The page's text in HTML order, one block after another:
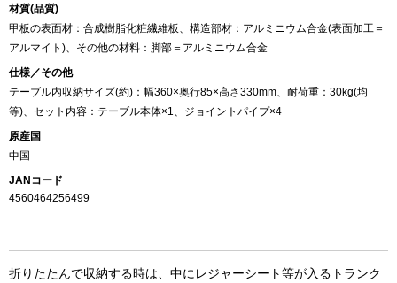
材質(品質)
甲板の表面材：合成樹脂化粧繊維板、構造部材：アルミニウム合金(表面加工＝
アルマイト)、その他の材料：脚部＝アルミニウム合金
仕様／その他
テーブル内収納サイズ(約)：幅360×奥行85×高さ330mm、耐荷重：30kg(均
等)、セット内容：テーブル本体×1、ジョイントパイプ×4
原産国
中国
JANコード
4560464256499
折りたたんで収納する時は、中にレジャーシート等が入るトランク